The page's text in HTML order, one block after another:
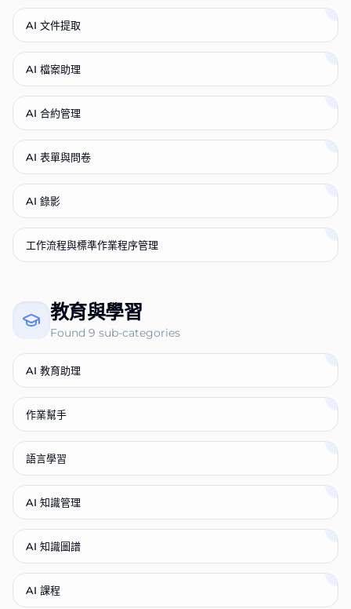
AI 文件提取
AI 檔案助理
AI 合約管理
AI 表單與問卷
AI 錄影
工作流程與標準作業程序管理
教育與學習
Found 9 sub-categories
AI 教育助理
作業幫手
語言學習
AI 知識管理
AI 知識圖譜
AI 課程